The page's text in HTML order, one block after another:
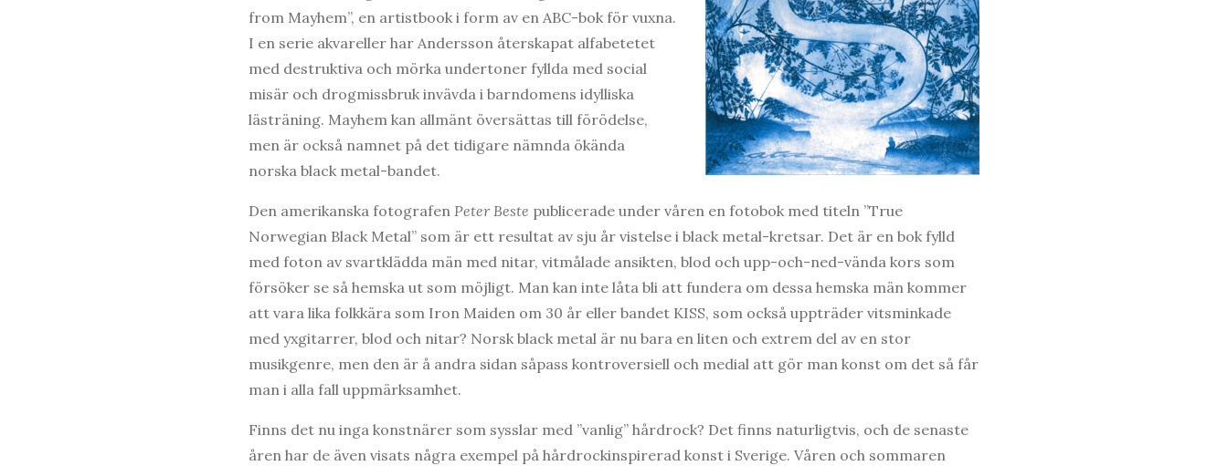
from Mayhem”, en artistbook i form av en ABC-bok för vuxna.
I en serie akvareller har Andersson återskapat alfabetetet
med destruktiva och mörka undertoner fyllda med social
misär och drogmissbruk invävda i barndomens idylliska
lästräning. Mayhem kan allmänt översättas till förödelse,
men är också namnet på det tidigare nämnda ökända
norska black metal-bandet.
Den amerikanska fotografen Peter Beste publicerade under våren en fotobok med titeln ”True
Norwegian Black Metal” som är ett resultat av sju år vistelse i black metal-kretsar. Det är en bok fylld
med foton av svartklädda män med nitar, vitmålade ansikten, blod och upp-och-ned-vända kors som
försöker se så hemska ut som möjligt. Man kan inte låta bli att fundera om dessa hemska män kommer
att vara lika folkkära som Iron Maiden om 30 år eller bandet KISS, som också uppträder vitsminkade
med yxgitarrer, blod och nitar? Norsk black metal är nu bara en liten och extrem del av en stor
musikgenre, men den är å andra sidan såpass kontroversiell och medial att gör man konst om det så får
man i alla fall uppmärksamhet.
Finns det nu inga konstnärer som sysslar med ”vanlig” hårdrock? Det finns naturligtvis, och de senaste
åren har de även visats några exempel på hårdrockinspirerad konst i Sverige. Våren och sommaren